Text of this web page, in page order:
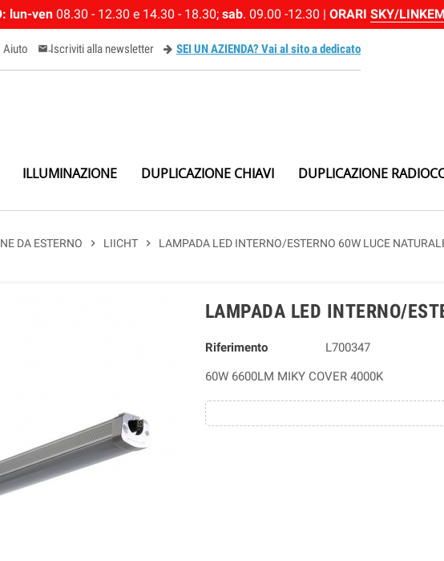
lun-ven 08.30 - 12.30 e 14.30 - 18.30; sab. 09.00 -12.30 | ORARI SKY/LINKEM
Aiuto email-newsletter
Iscriviti alla newsletter SEI UN AZIENDA? Vai al sito a dedicato
ILLUMINAZIONE DUPLICAZIONE CHIAVI DUPLICAZIONE
DA ESTERNO chevron_right LIICHT chevron_right LAMPADA LED INTERNO/ESTERNO 60W LUCE
LAMPADA LED INTERNO/
Riferimento
L700347
60W 6600LM MIKY COVER 4000K